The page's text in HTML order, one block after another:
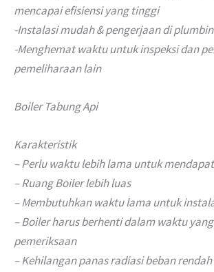
mencapai efisiensi yang tinggi
-Instalasi mudah & pengerjaan di plumbin
-Menghemat waktu untuk inspeksi dan
pemeliharaan lain
Boiler Tabung Api
Karakteristik
– Perlu waktu lebih lama untuk
– Ruang Boiler lebih luas
– Membutuhkan waktu lama untuk
– Boiler harus berhenti dalam waktu
pemeriksaan
– Kehilangan panas radiasi beban rendah